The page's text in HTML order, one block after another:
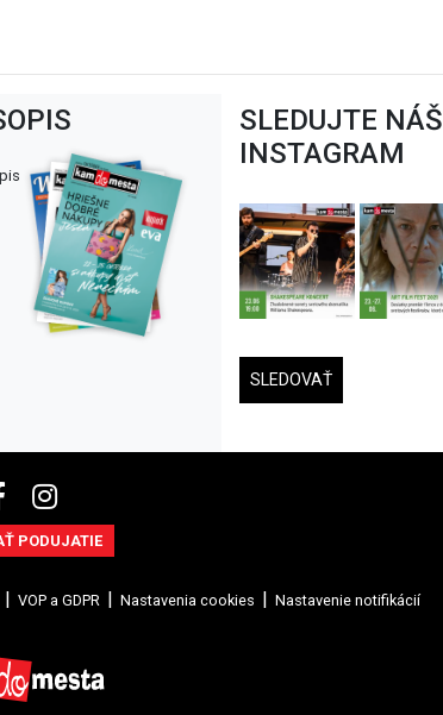
SLEDUJTE NÁŠ
INSTAGRAM
SLEDOVAŤ
PODUJATIE
VOP a GDPR Nastavenia cookies Nastavenie notifikácií